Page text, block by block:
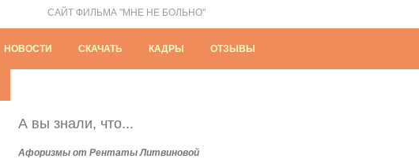
САЙТ ФИЛЬМА "МНЕ НЕ БОЛЬНО"
НОВОСТИ СКАЧАТЬ КАДРЫ ОТЗЫВЫ
А вы знали, что...
Афоризмы от Рентаты Литвиновой